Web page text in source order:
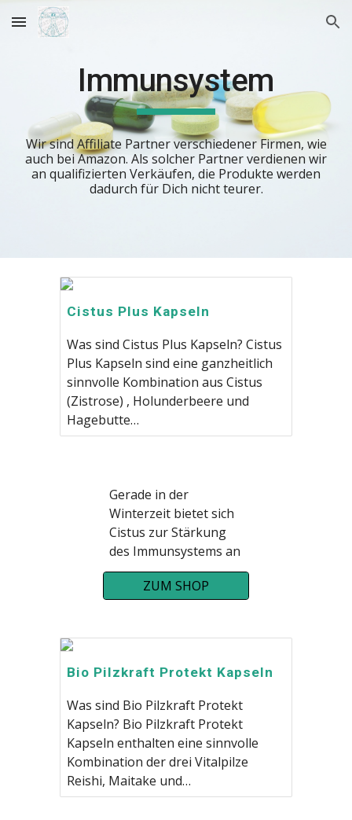
Skip to main content Skip to navigation
Immunsystem
Wir sindAffiliate Partner verschiedener Firmen, wie
auch bei Amazon. Als solcher Partner verdienen wir
an qualifizierten Verkäufen, die Produkte werden
dadurch für Dich nicht teurer.
Cistus Plus Kapseln
Was sind Cistus Plus Kapseln? Cistus
Plus Kapseln sind eine ganzheitlich
sinnvolle Kombination aus Cistus
(Zistrose) , Holunderbeere und
Hagebutte…
Gerade in der
Winterzeit bietet sich
Cistus zur Stärkung
des Immunsystems an
ZUM SHOP
Bio Pilzkraft Protekt Kapseln
Was sind Bio Pilzkraft Protekt
Kapseln? Bio Pilzkraft Protekt
Kapseln enthalten eine sinnvolle
Kombination der drei Vitalpilze
Reishi, Maitake und…